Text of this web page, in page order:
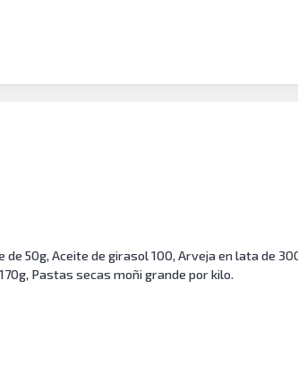
50g, Aceite de girasol 100, Arveja en lata de
Pastas secas moñi grande por kilo.